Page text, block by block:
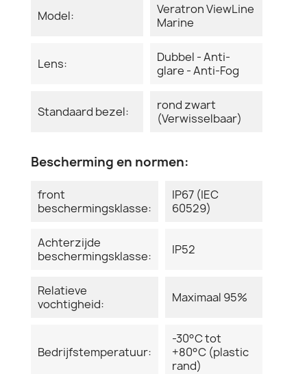
Model:
Veratron ViewLine
Marine
Lens:
Dubbel - Anti-
glare - Anti-Fog
Standaard bezel:
rond zwart
(Verwisselbaar)
Bescherming en normen:
front
beschermingsklasse:
IP67 (IEC
60529)
Achterzijde
beschermingsklasse:
IP52
Relatieve
vochtigheid:
Maximaal 95%
Bedrijfstemperatuur:
-30°C tot
+80°C (plastic
rand)